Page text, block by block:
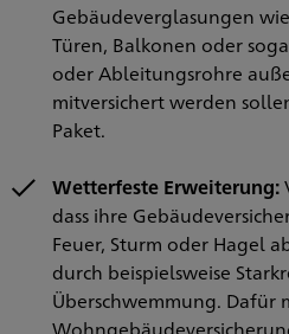
Gebäudeverglasungen
Türen, Balkonen oder
oder Ableitungsrohre
mitversichert werden
Paket.
Wetterfeste Erweiterung:
dass ihre
Feuer, Sturm oder Hagel
durch beispielsweise
Überschwemmung. Dafür